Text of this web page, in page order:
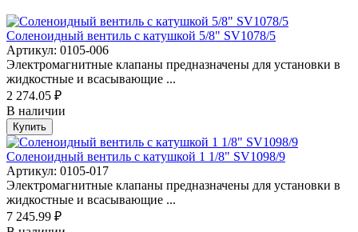
Соленоидный вентиль с катушкой 5/8" SV1078/5
Артикул: 0105-006
Электромагнитные клапаны предназначены для установки в
жидкостные и всасывающие ...
2 274.05 ₽
В наличии
Купить
Соленоидный вентиль с катушкой 1 1/8" SV1098/9
Артикул: 0105-017
Электромагнитные клапаны предназначены для установки в
жидкостные и всасывающие ...
7 245.99 ₽